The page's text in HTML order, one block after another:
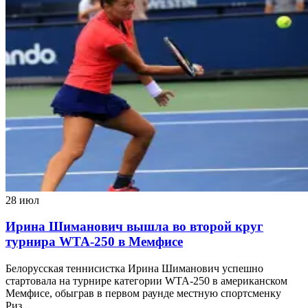
28 июл
Ирина Шиманович вышла во второй круг
турнира WTA-250 в Мемфисе
Белорусская теннисистка Ирина Шиманович успешно
стартовала на турнире категории WTA-250 в американском
Мемфисе, обыграв в первом раунде местную спортсменку
Риз...